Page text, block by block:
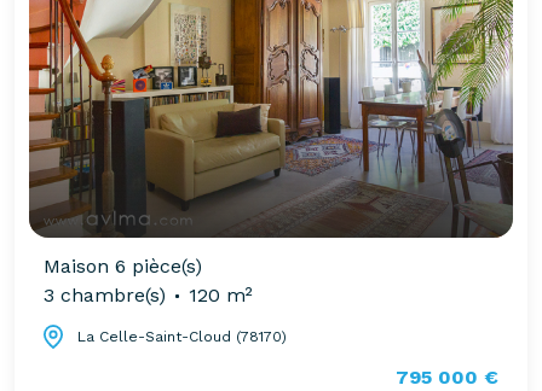
Maison 6 pièce(s)
3 chambre(s)
120 m²
La Celle-Saint-Cloud (78170)
795 000 €